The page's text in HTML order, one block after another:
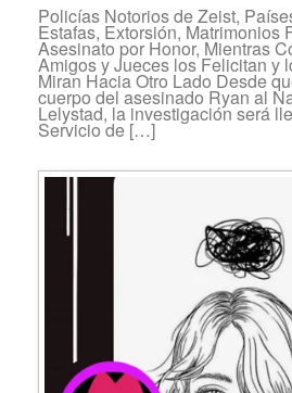
Policías Notorios de Zeist,
Estafas, Extorsión, Matrimonios
Asesinato por Honor, Mientras
Amigos y Jueces los Felicitan y
Miran Hacia Otro Lado Desde
cuerpo del asesinado Ryan al
Lelystad, la investigación será
Servicio de […]